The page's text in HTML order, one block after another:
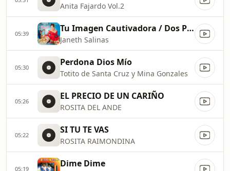
Anita Fajardo Vol.2
05:39 Tu Imagen Cautivadora / Dos Palabras / Recuerdo Infinito
Janeth Salinas
05:30 Perdona Dios Mío
Totito de Santa Cruz y Mina Gonzales
05:26 EL PRECIO DE UN CARIÑO
ROSITA DEL ANDE
05:22 SI TU TE VAS
ROSITA RAIMONDINA
05:19 Dime Dime